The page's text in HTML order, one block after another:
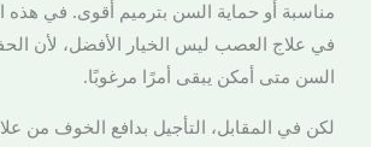
مناسبة أو حماية السن بترميم أقوى. في هذه
في علاج العصب ليس الخيار الأفضل، لأن
السن متى أمكن يبقى أمرًا مرغوبًا.
لكن في المقابل، التأجيل بدافع الخوف من